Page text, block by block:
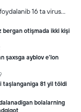
16 ta virus
bilan birga,
xavotirlarni ham
bergan otişmada ikki kişi
şaxsga ayblov e’lon
taşlanganiga 81 yil töldi
bolalarning